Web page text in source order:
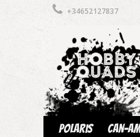
+34652127837
Polaris Can-am